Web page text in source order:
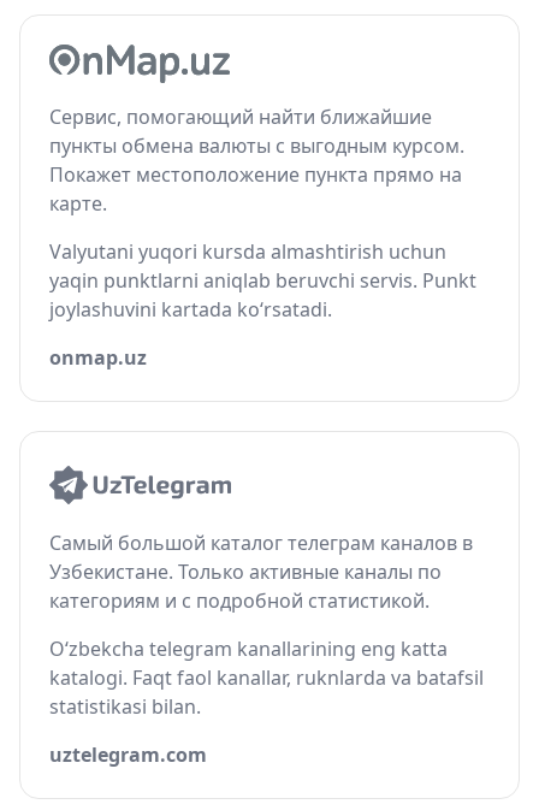
Сервис, помогающий найти ближайшие
пункты обмена валюты с выгодным курсом.
Покажет местоположение пункта прямо на
карте.
Valyutani yuqori kursda almashtirish uchun
yaqin punktlarni aniqlab beruvchi servis. Punkt
joylashuvini kartada ko‘rsatadi.
onmap.uz
Самый большой каталог телеграм каналов в
Узбекистане. Только активные каналы по
категориям и с подробной статистикой.
O‘zbekcha telegram kanallarining eng katta
katalogi. Faqt faol kanallar, ruknlarda va batafsil
statistikasi bilan.
uztelegram.com